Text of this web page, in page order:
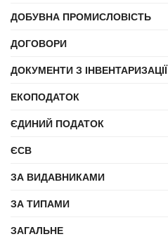
ДОБУВНА ПРОМИСЛОВІСТЬ
ДОГОВОРИ
ДОКУМЕНТИ З ІНВЕНТАРИЗАЦІЇ
ЕКОПОДАТОК
ЄДИНИЙ ПОДАТОК
ЄСВ
ЗА ВИДАВНИКАМИ
ЗА ТИПАМИ
ЗАГАЛЬНЕ